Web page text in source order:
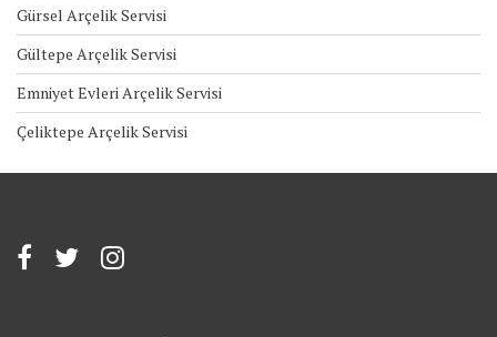
Gürsel Arçelik Servisi
Gültepe Arçelik Servisi
Emniyet Evleri Arçelik Servisi
Çeliktepe Arçelik Servisi